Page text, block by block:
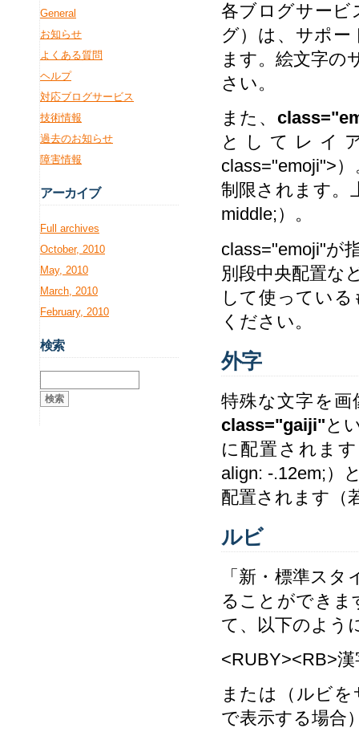
各ブログサービ
グ）は、サポ
ます。絵文字の
さい。
また、
としてレイ
class="emoji">
制限されます。
middle;）。
class="emoji"が
別段中央配置な
して使ってい
ください。
外字
特殊な文字を
class="gaiji"と
に配置されま
align: -.12em;）
配置されます（
ルビ
「新・標準ス
ることができま
て、以下のよう
<RUBY><RB>
または（ルビ
で表示する場合
General
お知らせ
よくある質問
ヘルプ
対応ブログサービス
技術情報
過去のお知らせ
障害情報
アーカイブ
Full archives
October, 2010
May, 2010
March, 2010
February, 2010
検索